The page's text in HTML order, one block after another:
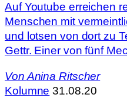
Auf Youtube erreichen
Menschen mit
und lotsen von dort zu
Gettr. Einer von fünf
Von Anina Ritscher
Kolumne 31.08.20